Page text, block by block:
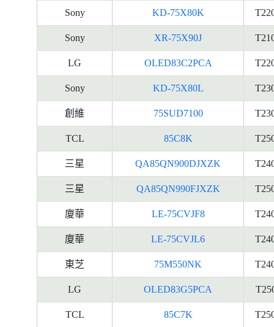
Sony KD-75X80K
Sony XR-75X90J
LG OLED83C2PCA
Sony KD-75X80L
創維 75SUD7100
TCL 85C8K
三星 QA85QN900DJXZK
三星 QA85QN990FJXZK
廈華 LE-75CVJF8
廈華 LE-75CVJL6
東芝 75M550NK
LG OLED83G5PCA
TCL 85C7K